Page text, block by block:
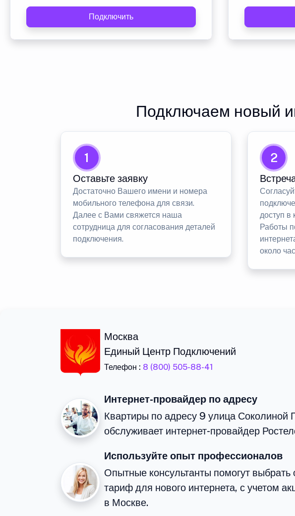
Подключить
Подключаем новый
1
Оставьте заявку
Достаточно Вашего имени и номера
мобильного телефона для связи.
Далее с Вами свяжется наша
сотрудница для согласования деталей
подключения.
2
доступ в
Работы
около
Москва
Единый Центр Подключений
Телефон : 8 (800) 505-88-41
Интернет-провайдер по адресу
Квартиры по адресу 9 улица Соколиной
обслуживает интернет-провайдер
Используйте опыт профессионалов
Опытные консультанты помогут
тариф для нового интернета, с учетом
в Москве.